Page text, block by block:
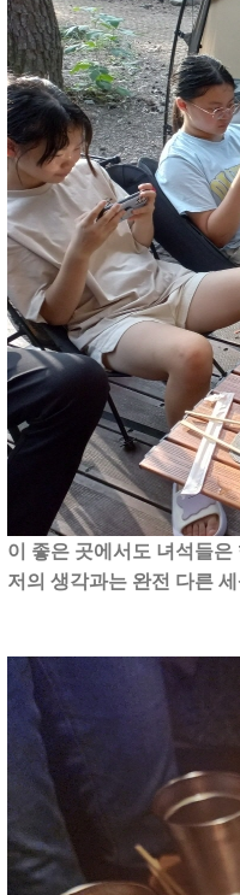
이 좋은 곳에서도 녀석들
저의 생각과는 완전 다른